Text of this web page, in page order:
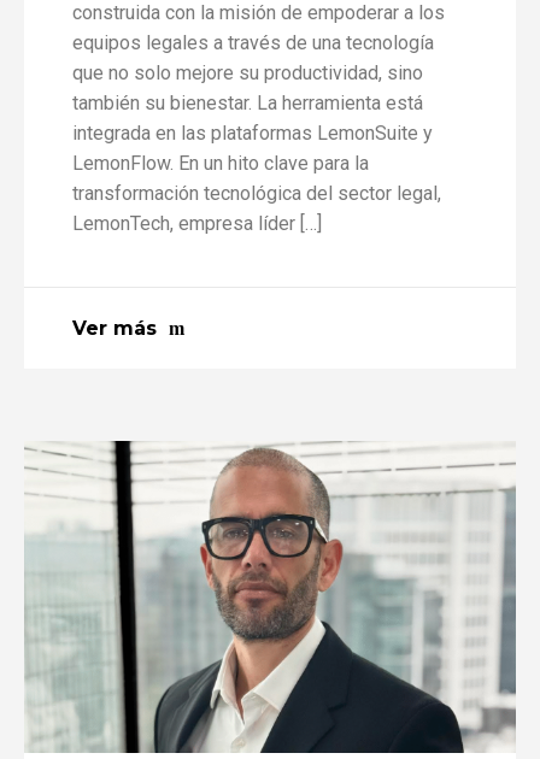
construida con la misión de empoderar a los
equipos legales a través de una tecnología
que no solo mejore su productividad, sino
también su bienestar. La herramienta está
integrada en las plataformas LemonSuite y
LemonFlow. En un hito clave para la
transformación tecnológica del sector legal,
LemonTech, empresa líder […]
Ver más